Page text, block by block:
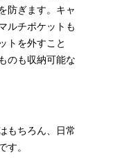
防ぎます。キャ
ルチポケットも
トを外すこと
のも収納可能な
もちろん、日常
。